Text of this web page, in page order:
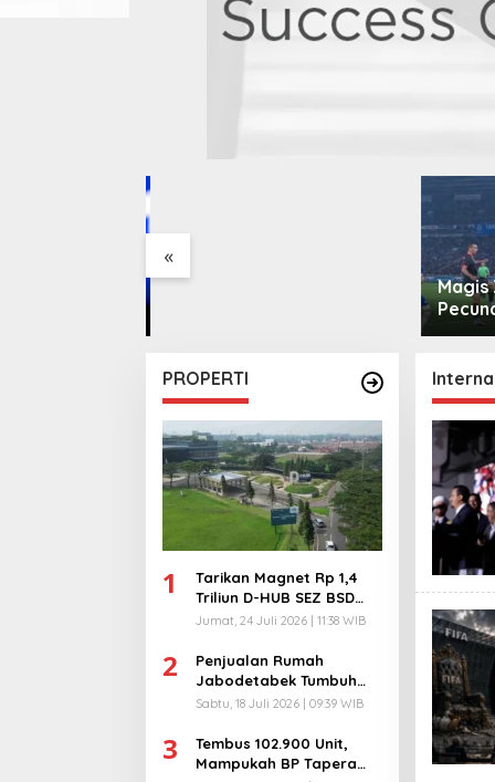
«
Magis
PROPERTI
1
Tarikan Magnet Rp 1,4
Triliun D-HUB SEZ BSD
City, Buka 1736
Jumat, 24 Juli 2026 | 11:38 WIB
2
Penjualan Rumah
Jabodetabek Tumbuh
94%! Developer
Ekstra
Sabtu, 18 Juli 2026 | 09:39 WIB
3
Tembus 102.900 Unit,
Mampukah BP Tapera